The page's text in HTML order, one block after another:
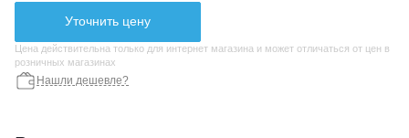
Уточнить цену
Цена действительна только для интернет магазина и может отличаться от цен в
розничных магазинах
Нашли дешевле?